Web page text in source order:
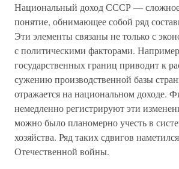
Национальный доход СССР — сложное
понятие, обнимающее собой ряд
Эти элементы связаны не только с
с политическими факторами.
государственных границ приводит к
сужению производственной базы
отражается на национальном доходе.
немедленно регистрируют эти
можно было планомерно учесть в
хозяйства. Ряд таких сдвигов
Отечественной войны.